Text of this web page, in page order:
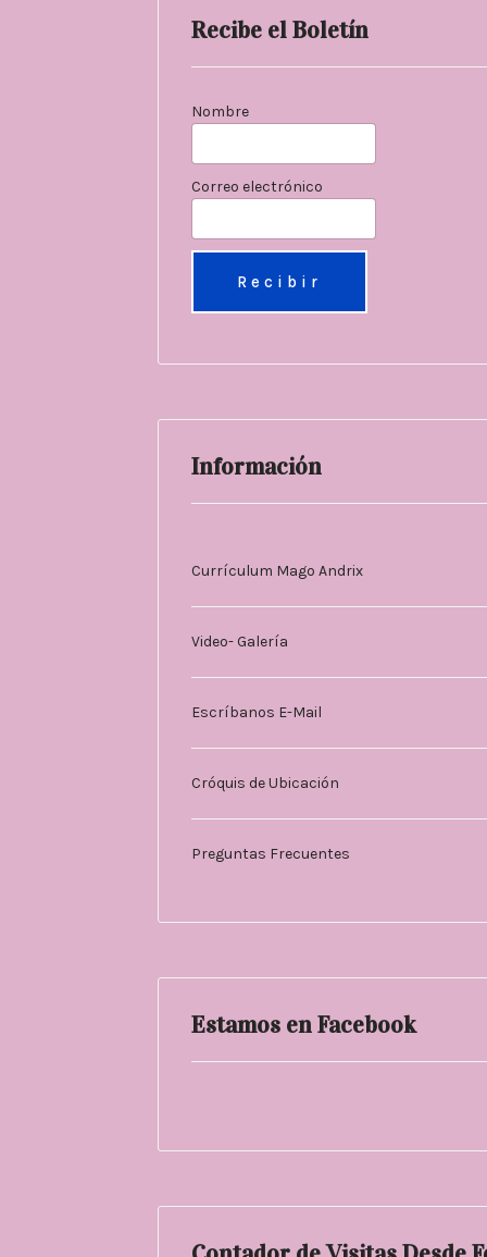
Recibe el Boletín
Nombre
Correo electrónico
Información
Currículum Mago Andrix
Video- Galería
Escríbanos E-Mail
Cróquis de Ubicación
Preguntas Frecuentes
Estamos en Facebook